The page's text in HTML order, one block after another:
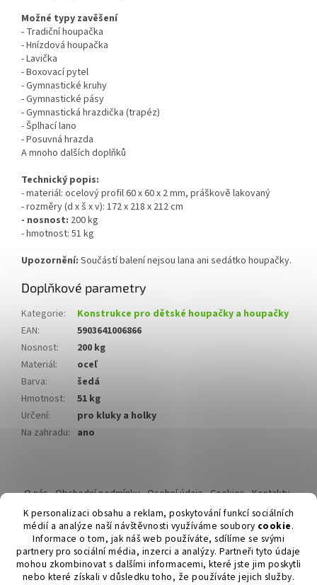
K personalizaci obsahu a reklam, poskytování funkcí sociálních
médií a analýze naší návštěvnosti využíváme soubory cookie.
Informace o tom, jak náš web používáte, sdílíme se svými
partnery pro sociální média, inzerci a analýzy. Partneři tyto údaje
mohou zkombinovat s dalšími informacemi, které jste jim poskytli
nebo které získali v důsledku toho, že používáte jejich služby.
Možné typy zavěšení
- Tradiční houpačka
- Hnízdová houpačka
- Lavička
- Boxovací pytel
- Gymnastické kruhy
- Gymnastické pásy
- Gymnastická hrazdička (trapéz)
- Šplhací lano
- Posuvná hrazda
A mnoho dalších doplňků
Technický popis:
- materiál: ocelový profil 60 x 60 x 2 mm, práškově lakovaný
- rozměry (d x š x v): 172 x 218 x 212 cm
- nosnost: 200 kg
- hmotnost: 51 kg
Upozornění: Součástí balení nejsou lana ani sedátko houpačky.
Doplňkové parametry
Kategorie:
Konstrukce pro dětské houpačky a houpačky
EAN:
5903641006866
Nosnost:
200 kg
Materiál:
oceľ
Barva:
šedá
Hmotnost:
51 kg
Určení:
pro kluky a holky
Na zahradu: ano
á
p
O nás Obchodní podmínky Osobní údaje Cookies Kontakty
Reklamační řád
Vytvořil Shoptet